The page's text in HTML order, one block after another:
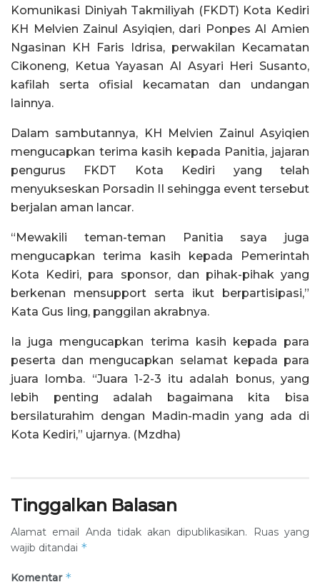
Komunikasi Diniyah Takmiliyah (FKDT) Kota Kediri
KH Melvien Zainul Asyiqien, dari Ponpes Al Amien
Ngasinan KH Faris Idrisa, perwakilan Kecamatan
Cikoneng, Ketua Yayasan Al Asyari Heri Susanto,
kafilah serta ofisial kecamatan dan undangan
lainnya.
Dalam sambutannya, KH Melvien Zainul Asyiqien
mengucapkan terima kasih kepada Panitia, jajaran
pengurus FKDT Kota Kediri yang telah
menyukseskan Porsadin II sehingga event tersebut
berjalan aman lancar.
“Mewakili teman-teman Panitia saya juga
mengucapkan terima kasih kepada Pemerintah
Kota Kediri, para sponsor, dan pihak-pihak yang
berkenan mensupport serta ikut berpartisipasi,”
Kata Gus Iing, panggilan akrabnya.
Ia juga mengucapkan terima kasih kepada para
peserta dan mengucapkan selamat kepada para
juara lomba. “Juara 1-2-3 itu adalah bonus, yang
lebih penting adalah bagaimana kita bisa
bersilaturahim dengan Madin-madin yang ada di
Kota Kediri,” ujarnya. (Mzdha)
Tinggalkan Balasan
Alamat email Anda tidak akan dipublikasikan.
Ruas yang
wajib ditandai *
Komentar *